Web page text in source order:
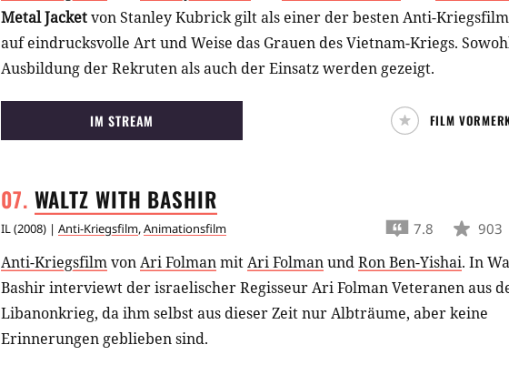
Metal Jacketvon Stanley Kubrick gilt als einer der besten Anti-
auf eindrucksvolle Art und Weise das Grauen des Vietnam-Kriegs.
Ausbildung der Rekruten als auch der Einsatz werden gezeigt.
IM STREAM FILM
WALTZ WITH BASHIR
IL(2008) | Anti-Kriegsfilm,Animationsfilm 7.8 903
Anti-KriegsfilmvonAri FolmanmitAri FolmanundRon Ben-Yishai. In
Bashir interviewt der israelischer Regisseur Ari Folman Veteranen aus
Libanonkrieg, da ihm selbst aus dieser Zeit nur Albträume, aber keine
Erinnerungen geblieben sind.